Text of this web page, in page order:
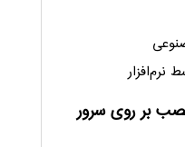
بر روی سرور